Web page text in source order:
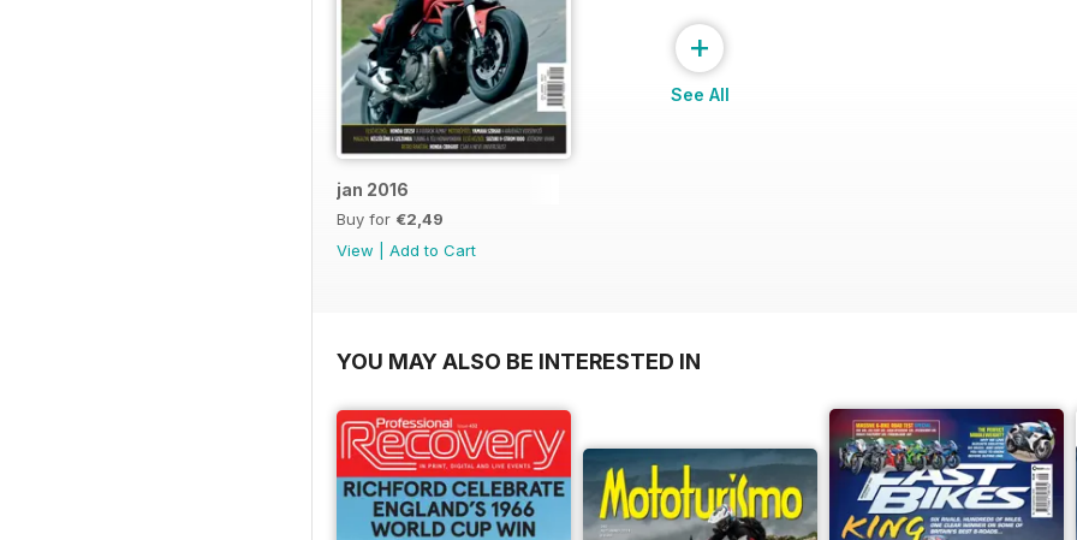
jan 2016
Buy for €2,49
View
Add to Cart
+
See All
YOU MAY ALSO BE INTERESTED IN